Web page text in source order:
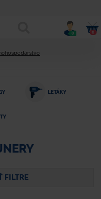
0 0
LETÁKY
FILTRE